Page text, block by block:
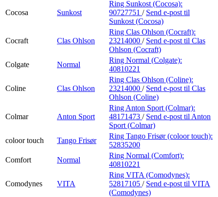
Cocosa Sunkost
Ring Sunkost (Cocosa):
90727751 / Send e-post til
Sunkost (Cocosa)
Cocraft Clas Ohlson
Ring Clas Ohlson (Cocraft):
23214000 / Send e-post til Clas
Ohlson (Cocraft)
Colgate
Normal
Ring Normal (Colgate):
40810221
Coline Clas Ohlson
Ring Clas Ohlson (Coline):
23214000 / Send e-post til Clas
Ohlson (Coline)
Colmar Anton Sport
Ring Anton Sport (Colmar):
48171473 / Send e-post til Anton
Sport (Colmar)
coloor touch
Tango Frisør
Ring Tango Frisør (coloor touch):
52835200
Comfort
Normal
Ring Normal (Comfort):
40810221
Comodynes VITA
Ring VITA (Comodynes):
52817105 / Send e-post til VITA
(Comodynes)